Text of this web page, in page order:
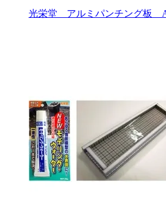
光栄堂 アルミパンチング板